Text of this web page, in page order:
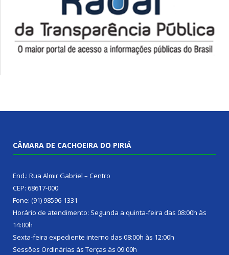
CÂMARA DE CACHOEIRA DO PIRIÁ
End.: Rua Almir Gabriel – Centro
CEP: 68617-000
Fone: (91) 98596-1331
Horário de atendimento: Segunda a quinta-feira das 08:00h às
14:00h
Sexta-feira expediente interno das 08:00h às 12:00h
Sessões Ordinárias às Terças às 09:00h